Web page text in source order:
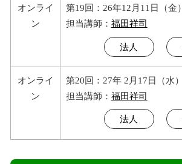
オンライ
ン
第19回：26年12月11日（金）
担当講師： 福田祥司
法人
オンライ
ン
第20回：27年 2月17日（水）
担当講師： 福田祥司
法人